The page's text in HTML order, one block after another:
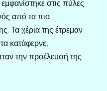
στις πύλες
από τα πιο
Τα χέρια της έτρεμαν
κατάφερνε,
την προέλευσή της